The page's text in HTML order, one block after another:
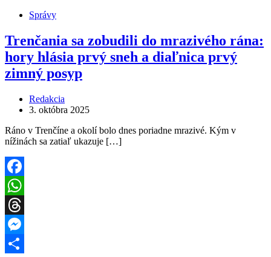
Správy
Trenčania sa zobudili do mrazivého rána:
hory hlásia prvý sneh a diaľnica prvý
zimný posyp
Redakcia
3. októbra 2025
Ráno v Trenčíne a okolí bolo dnes poriadne mrazivé. Kým v
nížinách sa zatiaľ ukazuje […]
Facebook
WhatsApp
Threads
Messenger